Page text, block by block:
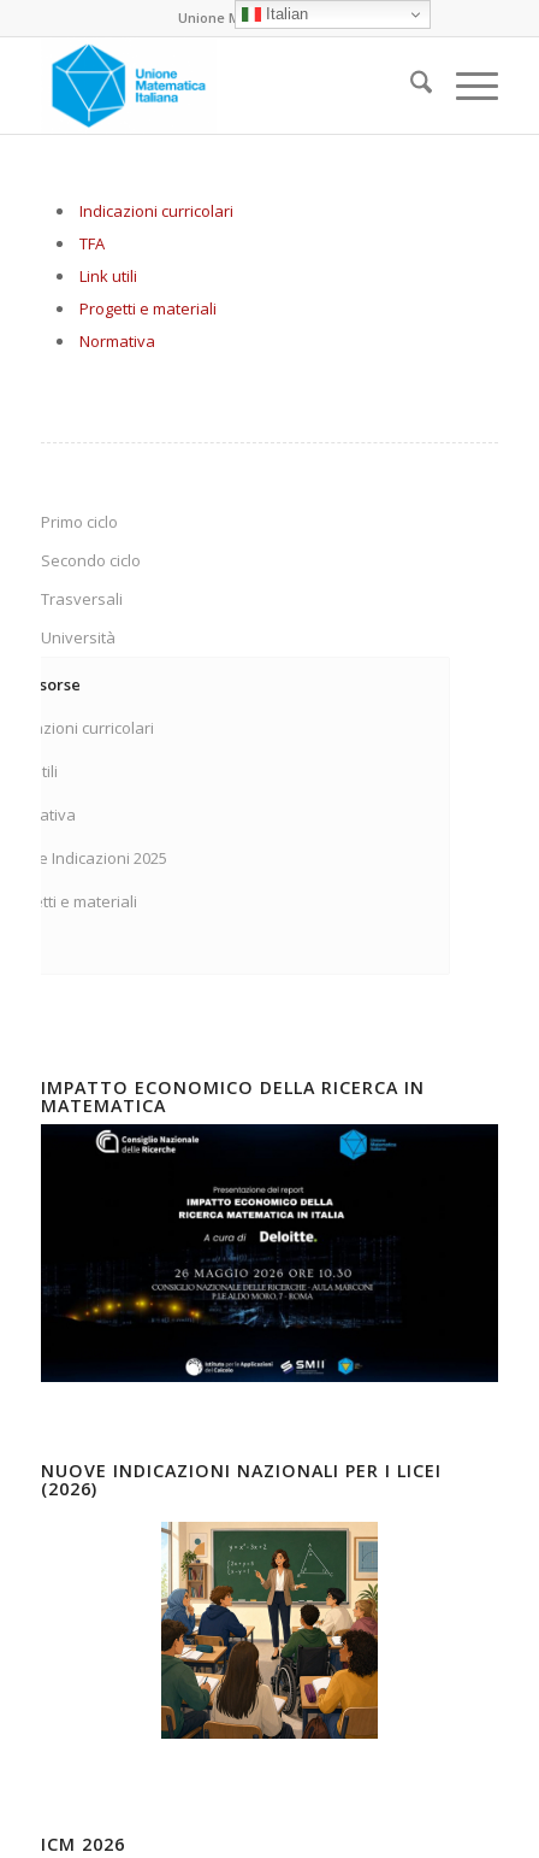
Unione Matematica Italiana
Indicazioni curricolari
TFA
Link utili
Progetti e materiali
Normativa
Primo ciclo
Secondo ciclo
Trasversali
Università
risorse
Indicazioni curricolari
Link utili
Normativa
Nuove Indicazioni 2025
Progetti e materiali
IMPATTO ECONOMICO DELLA RICERCA IN
MATEMATICA
NUOVE INDICAZIONI NAZIONALI PER I LICEI
(2026)
ICM 2026
Italian